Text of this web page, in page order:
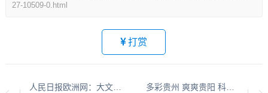
27-10509-0.html
打赏
人民日报欧洲网：大文化系列报道：贵州酱香酒文化系列报道之二 多彩贵州 爽爽贵阳 科创高新系列报道之一